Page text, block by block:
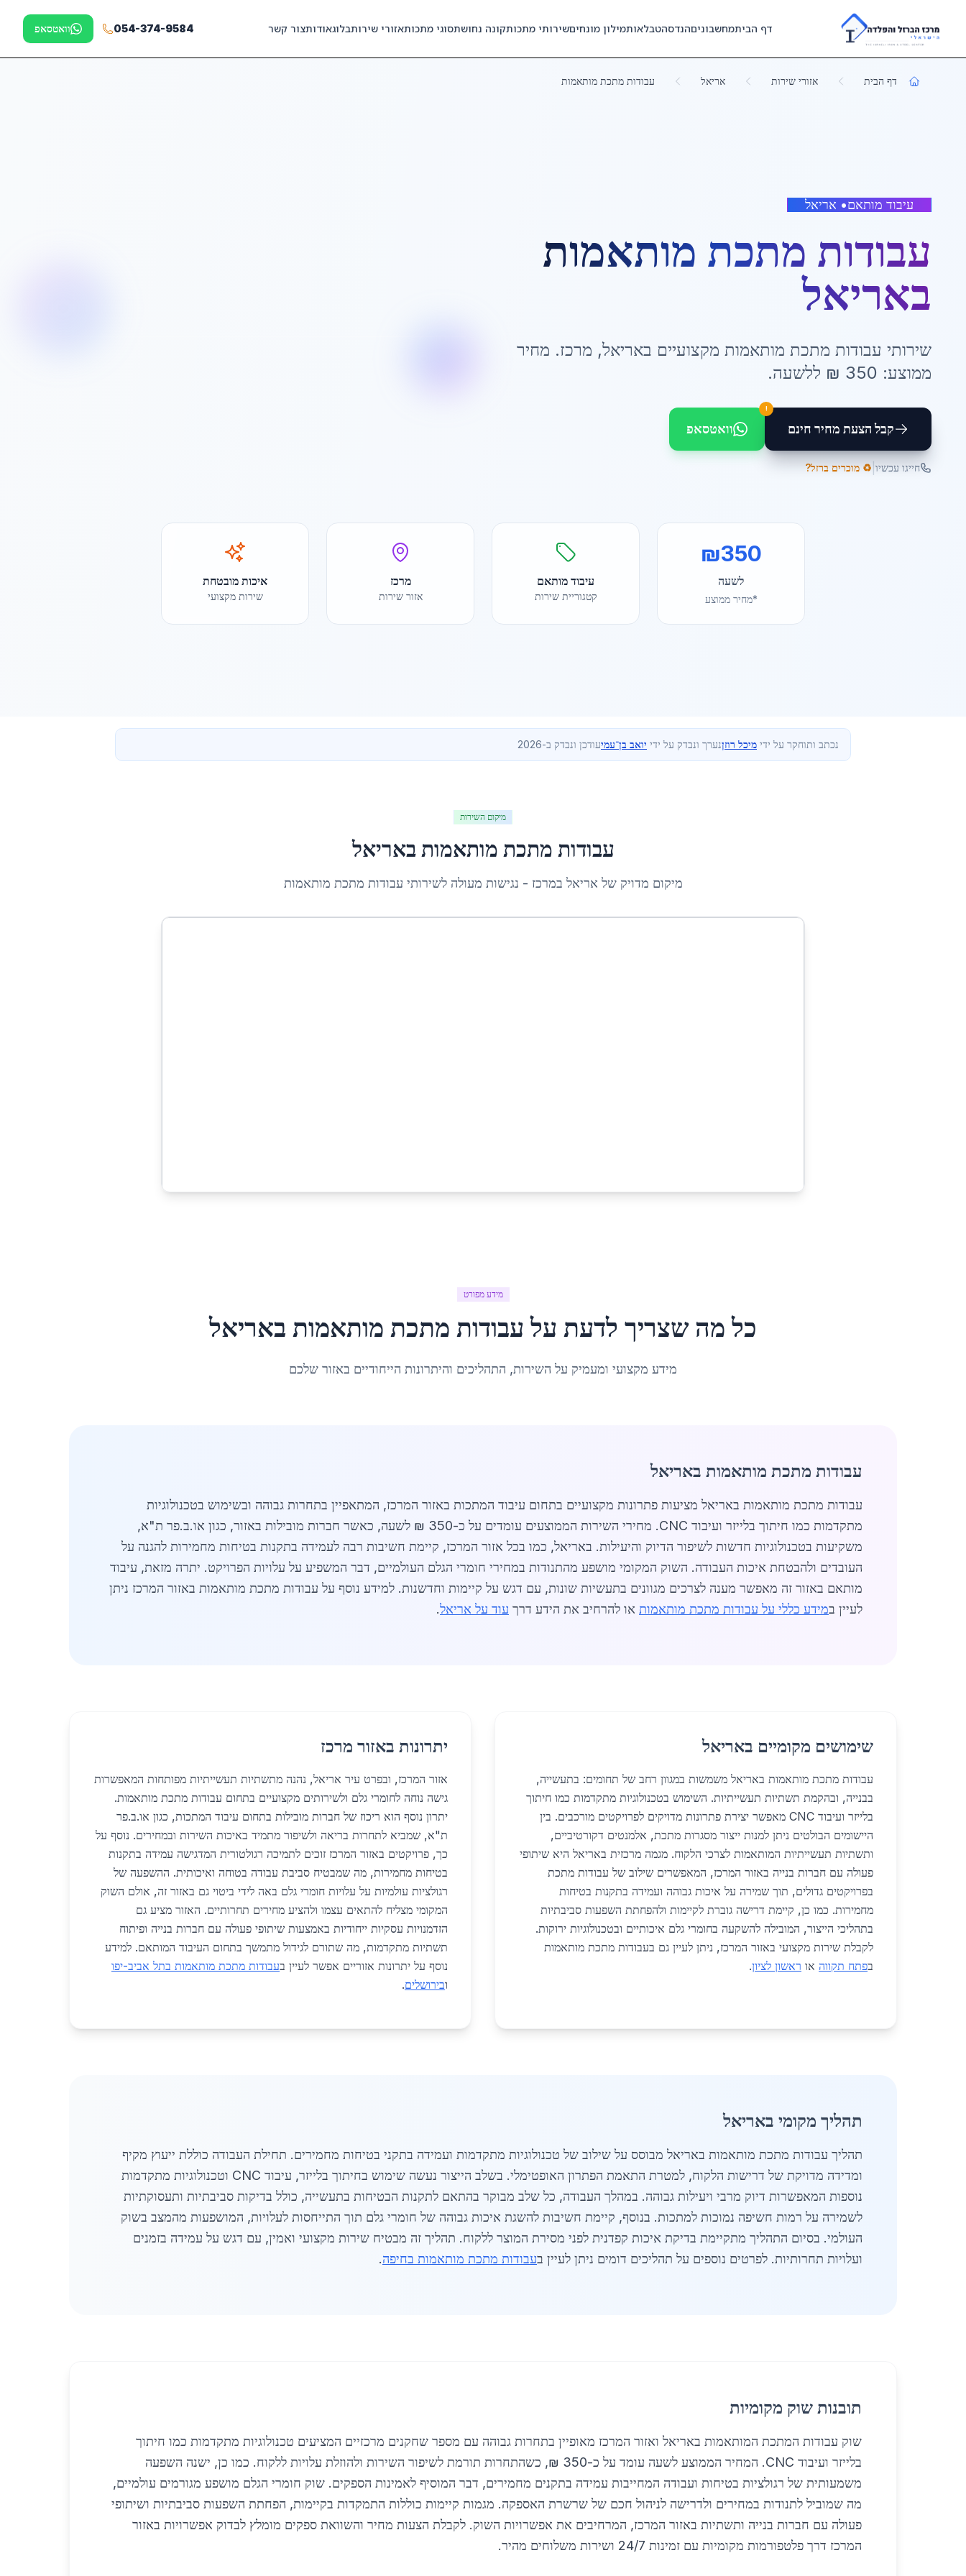
Skip to main content
דף הביתמחשבוניםהנדסהטבלאותמילון מונחיםשירותי מתכותקונה נחושתסוגי מתכותאזורי שירותבלוגאודותצור קשר 054-374-9584 וואטסאפ
דף הבית אזורי שירות אריאל עבודות מתכת מותאמות
עיבוד מותאם• אריאל
עבודות מתכת מותאמות
באריאל
שירותי עבודות מתכת מותאמות מקצועיים באריאל, מרכז. מחיר
ממוצע: 350 ₪ ללשעה.
קבל הצעת מחיר חינם
!
וואטסאפ
חייגו עכשיו ♻️ מוכרים ברזל?
₪350
לשעה
*מחיר ממוצע
עיבוד מותאם
קטגוריית שירות
מרכז
אזור שירות
איכות מובטחת
שירות מקצועי
נכתב ותוחקר על ידי מיכל רוזןנערך ונבדק על ידי יואב בן־עמיעודכן ונבדק ב-2026
מיקום השירות
עבודות מתכת מותאמות באריאל
מיקום מדויק של אריאל במרכז - נגישות מעולה לשירותי עבודות מתכת מותאמות
מידע מפורט
כל מה שצריך לדעת על עבודות מתכת מותאמות באריאל
מידע מקצועי ומעמיק על השירות, התהליכים והיתרונות הייחודיים באזור שלכם
עבודות מתכת מותאמות באריאל
עבודות מתכת מותאמות באריאל מציעות פתרונות מקצועיים בתחום עיבוד המתכות באזור המרכז, המתאפיין בתחרות גבוהה ובשימוש בטכנולוגיות
מתקדמות כמו חיתוך בלייזר ועיבוד CNC. מחירי השירות הממוצעים עומדים על כ-350 ₪ לשעה, כאשר חברות מובילות באזור, כגון או.ב.פר ת"א,
משקיעות בטכנולוגיות חדשות לשיפור הדיוק והיעילות. באריאל, כמו בכל אזור המרכז, קיימת חשיבות רבה לעמידה בתקנות בטיחות מחמירות להגנה על
העובדים ולהבטחת איכות העבודה. השוק המקומי מושפע מהתנודות במחירי חומרי הגלם העולמיים, דבר המשפיע על עלויות הפרויקט. יתרה מזאת, עיבוד
מותאם באזור זה מאפשר מענה לצרכים מגוונים בתעשיות שונות, עם דגש על קיימות וחדשנות. למידע נוסף על עבודות מתכת מותאמות באזור המרכז ניתן
לעיין במידע כללי על עבודות מתכת מותאמות או להרחיב את הידע דרך עוד על אריאל.
שימושים מקומיים באריאל
עבודות מתכת מותאמות באריאל משמשות במגוון רחב של תחומים: בתעשייה,
בבנייה, ובהקמת תשתיות תעשייתיות. השימוש בטכנולוגיות מתקדמות כמו חיתוך
בלייזר ועיבוד CNC מאפשר יצירת פתרונות מדויקים לפרויקטים מורכבים. בין
היישומים הבולטים ניתן למנות ייצור מסגרות מתכת, אלמנטים דקורטיביים,
ותשתיות תעשייתיות המותאמות לצרכי הלקוח. מגמה מרכזית באריאל היא שיתופי
פעולה עם חברות בנייה באזור המרכז, המאפשרים שילוב של עבודות מתכת
בפרויקטים גדולים, תוך שמירה על איכות גבוהה ועמידה בתקנות בטיחות
מחמירות. כמו כן, קיימת דרישה גוברת לקיימות ולהפחתת השפעות סביבתיות
בתהליכי הייצור, המובילה להשקעה בחומרי גלם איכותיים ובטכנולוגיות ירוקות.
לקבלת שירות מקצועי באזור המרכז, ניתן לעיין גם בעבודות מתכת מותאמות
בפתח תקווה או ראשון לציון.
יתרונות באזור מרכז
אזור המרכז, ובפרט עיר אריאל, נהנה מתשתיות תעשייתיות מפותחות המאפשרות
גישה נוחה לחומרי גלם ולשירותים מקצועיים בתחום עבודות מתכת מותאמות.
יתרון נוסף הוא ריכוז של חברות מובילות בתחום עיבוד המתכות, כגון או.ב.פר
ת"א, שמביא לתחרות בריאה ולשיפור מתמיד באיכות השירות ובמחירים. נוסף על
כך, פרויקטים באזור המרכז זוכים לתמיכה רגולטורית המדגישה עמידה בתקנות
בטיחות מחמירות, מה שמבטיח סביבת עבודה בטוחה ואיכותית. ההשפעה של
רגולציות עולמיות על עלויות חומרי גלם באה לידי ביטוי גם באזור זה, אולם השוק
המקומי מצליח להתאים עצמו ולהציע מחירים תחרותיים. האזור מציע גם
הזדמנויות עסקיות ייחודיות באמצעות שיתופי פעולה עם חברות בנייה ופיתוח
תשתיות מתקדמות, מה שתורם לגידול מתמשך בתחום העיבוד המותאם. למידע
נוסף על יתרונות אזוריים אפשר לעיין בעבודות מתכת מותאמות בתל אביב-יפו
ובירושלים.
תהליך מקומי באריאל
תהליך עבודות מתכת מותאמות באריאל מבוסס על שילוב של טכנולוגיות מתקדמות ועמידה בתקני בטיחות מחמירים. תחילת העבודה כוללת ייעוץ מקיף
ומדידה מדויקת של דרישות הלקוח, למטרת התאמת הפתרון האופטימלי. בשלב הייצור נעשה שימוש בחיתוך בלייזר, עיבוד CNC וטכנולוגיות מתקדמות
נוספות המאפשרות דיוק מרבי ויעילות גבוהה. במהלך העבודה, כל שלב מבוקר בהתאם לתקנות הבטיחות בתעשייה, כולל בדיקות סביבתיות ותעסוקתיות
לשמירה על רמות חשיפה נמוכות למתכות. בנוסף, קיימת חשיבות להשגת איכות גבוהה של חומרי גלם תוך התייחסות לעלויות, המושפעות מהמצב בשוק
העולמי. בסיום התהליך מתקיימת בדיקת איכות קפדנית לפני מסירת המוצר ללקוח. תהליך זה מבטיח שירות מקצועי ואמין, עם דגש על עמידה בזמנים
ועלויות תחרותיות. לפרטים נוספים על תהליכים דומים ניתן לעיין בעבודות מתכת מותאמות בחיפה.
תובנות שוק מקומיות
שוק עבודות המתכת המותאמות באריאל ואזור המרכז מאופיין בתחרות גבוהה עם מספר שחקנים מרכזיים המציעים טכנולוגיות מתקדמות כמו חיתוך
בלייזר ועיבוד CNC. המחיר הממוצע לשעה עומד על כ-350 ₪, כשהתחרות תורמת לשיפור השירות ולהוזלת עלויות ללקוח. כמו כן, ישנה השפעה
משמעותית של רגולציות בטיחות ועבודה המחייבות עמידה בתקנים מחמירים, דבר המוסיף לאמינות הספקים. שוק חומרי הגלם מושפע מגורמים עולמיים,
מה שמוביל לתנודות במחירים ולדרישה לניהול חכם של שרשרת האספקה. מגמות קיימות כוללות התמקדות בקיימות, הפחתת השפעות סביבתיות ושיתופי
פעולה עם חברות בנייה ותשתיות באזור המרכז, המרחיבים את אפשרויות השוק. לקבלת הצעות מחיר והשוואת ספקים מומלץ לבדוק אפשרויות באזור
המרכז דרך פלטפורמות מקומיות עם זמינות 24/7 ושירות משלוחים מהיר.